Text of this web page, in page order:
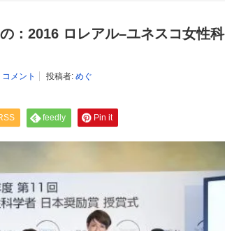
：2016 ロレアル–ユネスコ女性科
コメント 投稿者: めぐ
feedly Pin it